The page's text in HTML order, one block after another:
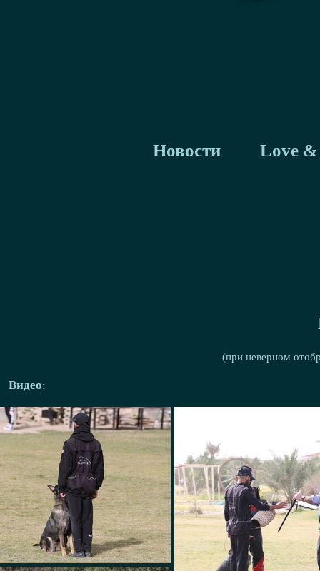
Новости Love
(при неверном
Видео: